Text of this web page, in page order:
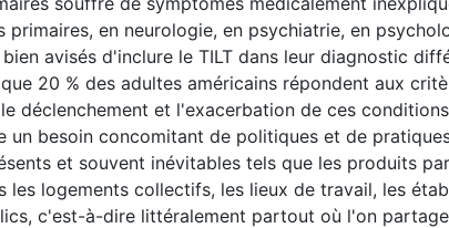
primaires, en neurologie, en psychiatrie, en
avisés d'inclure le TILT dans leur diagnostic
20 % des adultes américains répondent aux
déclenchement et l'exacerbation de ces
un besoin concomitant de politiques et de
et souvent inévitables tels que les produits
les logements collectifs, les lieux de travail, les
c'est-à-dire littéralement partout où l'on